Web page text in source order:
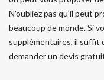
N'oubliez pas qu'il peut
beaucoup de monde. Si
supplémentaires, il suffit
demander un devis